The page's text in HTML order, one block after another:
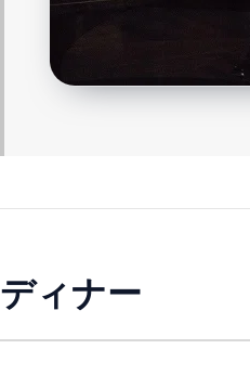
ディナー